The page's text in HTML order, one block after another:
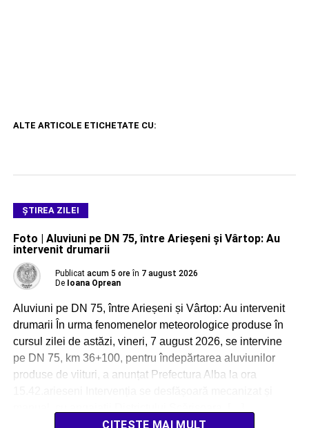
ALTE ARTICOLE ETICHETATE CU:
ŞTIREA ZILEI
Foto | Aluviuni pe DN 75, între Arieșeni și Vârtop: Au
intervenit drumarii
Publicat acum 5 ore în 7 august 2026
De Ioana Oprean
Aluviuni pe DN 75, între Arieșeni și Vârtop: Au intervenit
drumarii În urma fenomenelor meteorologice produse în
cursul zilei de astăzi, vineri, 7 august 2026, se intervine
pe DN 75, km 36+100, pentru îndepărtarea aluviunilor
produse de viituri, a anunțat Prefectura Alba la ora
CITEȘTE MAI MULT